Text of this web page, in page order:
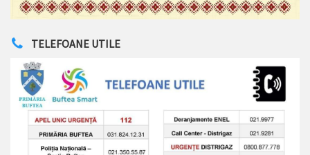
TELEFOANE UTILE